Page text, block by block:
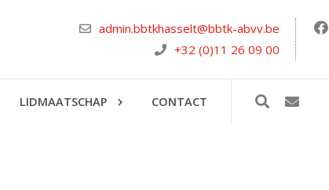
admin.bbtkhasselt@bbtk-abvv.be
+32 (0)11 26 09 00
LIDMAATSCHAP CONTACT